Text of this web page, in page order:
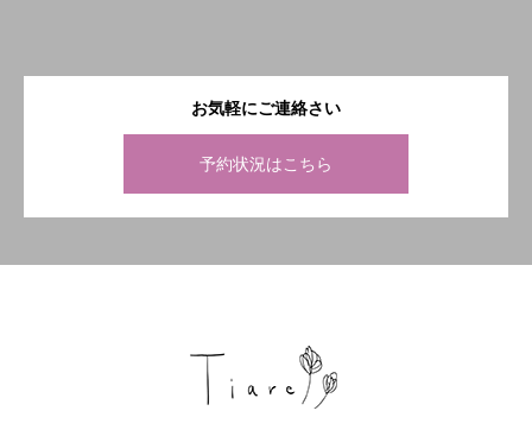
お気軽にご連絡さい
予約状況はこちら